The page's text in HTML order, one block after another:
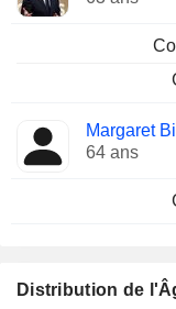
Margaret
64 ans
Distribution de